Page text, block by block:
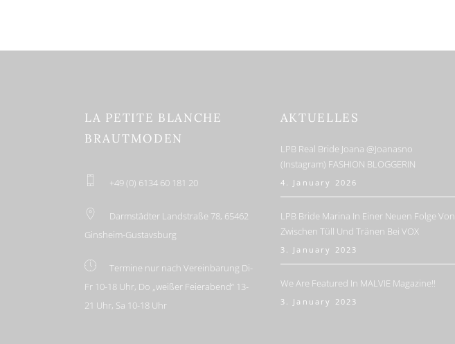
LA PETITE BLANCHE
BRAUTMODEN
+49 (0) 6134 60 181 20
Darmstädter Landstraße 78, 65462
Ginsheim-Gustavsburg
Termine nur nach Vereinbarung Di-
Fr 10-18 Uhr, Do „weißer Feierabend“ 13-
21 Uhr, Sa 10-18 Uhr
AKTUELLES
LPB Real Bride Joana @joanasno
(Instagram) FASHION BLOGGERIN
4. January 2026
LPB Bride Marina In Einer Neuen Folge Von
Zwischen Tüll Und Tränen Bei VOX
3. January 2023
We Are Featured In MALVIE Magazine!!
3. January 2023